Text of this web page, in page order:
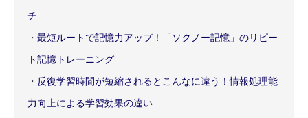
チ
・ 最短ルートで記憶力アップ！「ソクノー記憶」のリピー
ト記憶トレーニング
・ 反復学習時間が短縮されるとこんなに違う！情報処理能
力向上による学習効果の違い